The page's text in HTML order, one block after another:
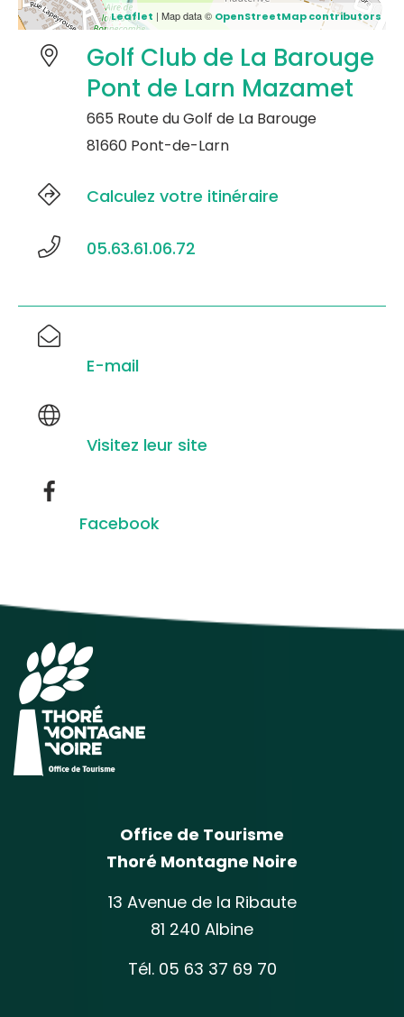
Leaflet | Map data © OpenStreetMap contributors
Golf Club de La Barouge
Pont de Larn Mazamet
665 Route du Golf de La Barouge
81660 Pont-de-Larn
Calculez votre itinéraire
05.63.61.06.72
E-mail
Visitez leur site
Facebook
Office de Tourisme
Thoré Montagne Noire
13 Avenue de la Ribaute
81 240 Albine
Tél. 05 63 37 69 70